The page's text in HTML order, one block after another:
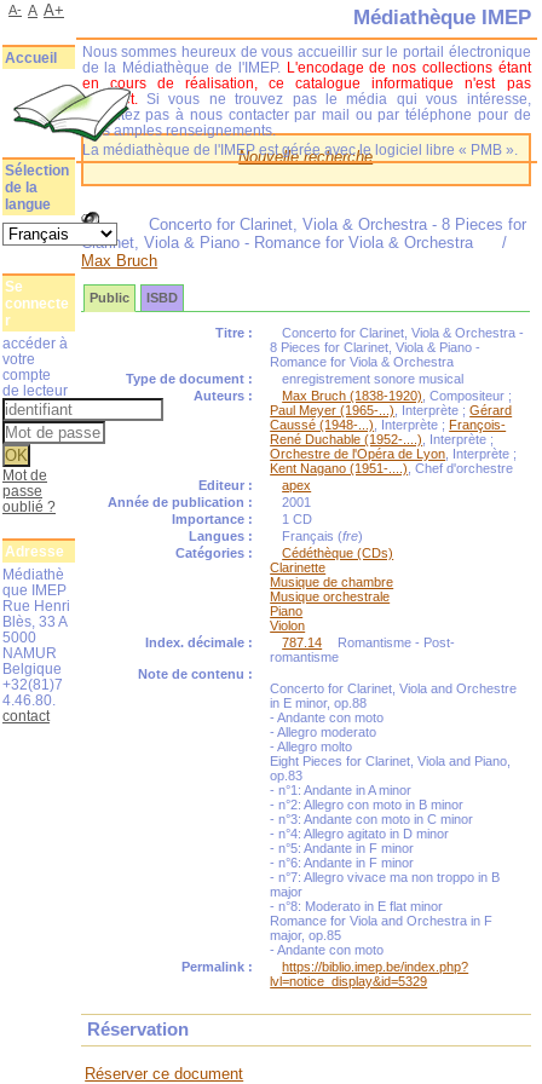
Nouvelle recherche
Concerto for Clarinet, Viola & Orchestra - 8 Pieces for
Clarinet, Viola & Piano - Romance for Viola & Orchestra
/
Max Bruch
Public ISBD
Titre :
Concerto for Clarinet, Viola & Orchestra -
8 Pieces for Clarinet, Viola & Piano -
Romance for Viola & Orchestra
Type de document :
enregistrement sonore musical
Auteurs :
Max Bruch (1838-1920) , Compositeur ;
Paul Meyer (1965-...) , Interprète ;Gérard
Caussé (1948-...) , Interprète ;François-
René Duchable (1952-....) , Interprète ;
Orchestre de l'Opéra de Lyon , Interprète ;
Kent Nagano (1951-....) , Chef d'orchestre
Editeur :
apex
Année de publication :
2001
Importance :
1 CD
Langues :
Français (fre)
Catégories :
Cédéthèque (CDs)
Clarinette
Musique de chambre
Musique orchestrale
Piano
Violon
Index. décimale :
787.14
Romantisme - Post-
romantisme
Note de contenu :
Concerto for Clarinet, Viola and Orchestre
in E minor, op.88
- Andante con moto
- Allegro moderato
- Allegro molto
Eight Pieces for Clarinet, Viola and Piano,
op.83
- n°1: Andante in A minor
- n°2: Allegro con moto in B minor
- n°3: Andante con moto in C minor
- n°4: Allegro agitato in D minor
- n°5: Andante in F minor
- n°6: Andante in F minor
- n°7: Allegro vivace ma non troppo in B
major
- n°8: Moderato in E flat minor
Romance for Viola and Orchestra in F
major, op.85
- Andante con moto
Permalink :
https://biblio.imep.be/index.php?
lvl=notice_display&id=5329
Réservation
Réserver ce document
Médiathèque IMEP
Nous sommes heureux de vous accueillir sur le portail électronique
de la Médiathèque de l'IMEP. L'encodage de nos collections étant
en cours de réalisation, ce catalogue informatique n'est pas
complet.
Si vous ne trouvez pas le média qui vous intéresse,
n'hésitez pas à nous contacter par mail ou par téléphone pour de
plus amples renseignements.
La médiathèque de l'IMEP est gérée avec le logiciel libre « PMB ».
A- A A+
Accueil
Sélection
de la
langue
Se
connecte
r
accéder à
votre
compte
de lecteur
Mot de
passe
oublié ?
Adresse
Médiathè
que IMEP
Rue Henri
Blès, 33 A
5000
NAMUR
Belgique
+32(81)7
4.46.80.
contact